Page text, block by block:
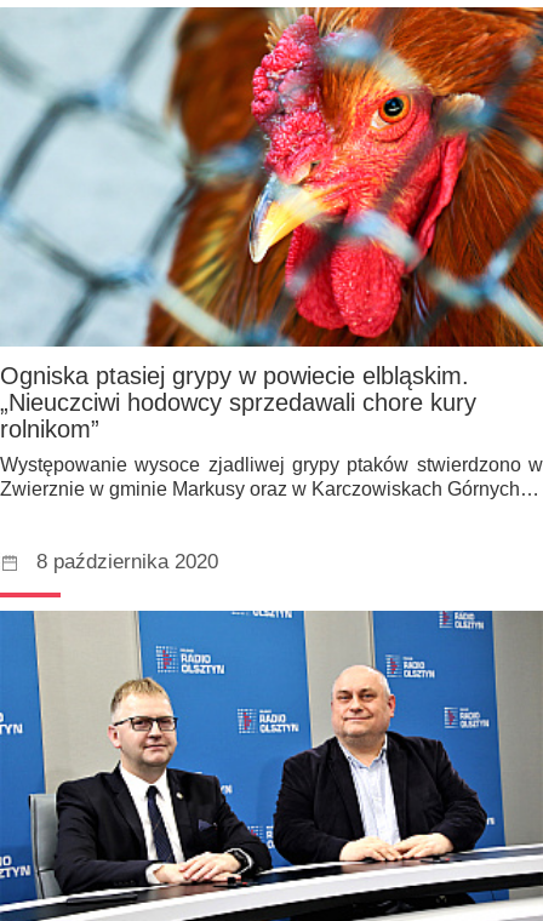
Ogniska ptasiej grypy w powiecie elbląskim.
„Nieuczciwi hodowcy sprzedawali chore kury
rolnikom”
Występowanie wysoce zjadliwej grypy ptaków stwierdzono w
Zwierznie w gminie Markusy oraz w Karczowiskach Górnych…
8 października 2020